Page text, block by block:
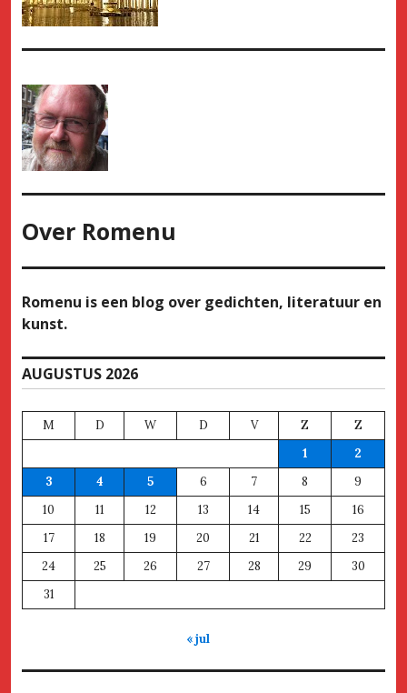
Over Romenu
Romenu is een blog over gedichten, literatuur en
kunst.
AUGUSTUS 2026
M D W D V Z
Z
1
2
3
4 5 6 7 8
9
10
11 12 13 14 15
16
17
18 19 20 21 22
23
24
25 26 27 28 29
30
31
« jul